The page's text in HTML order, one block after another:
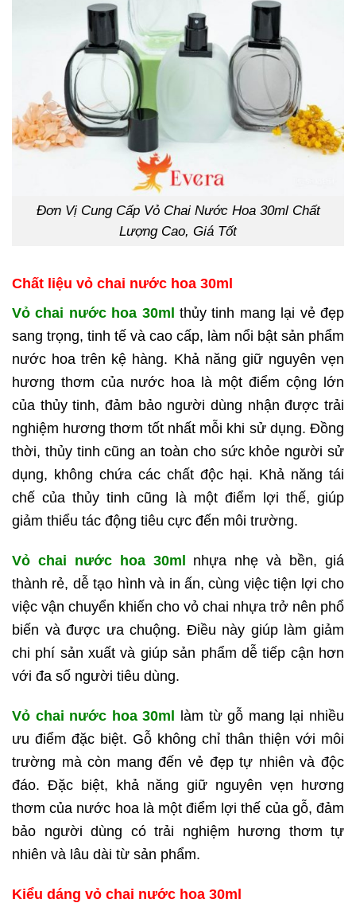
Đơn Vị Cung Cấp Vỏ Chai Nước Hoa 30ml Chất
Lượng Cao, Giá Tốt
Chất liệu vỏ chai nước hoa 30ml
Vỏ chai nước hoa 30ml thủy tinh mang lại vẻ đẹp
sang trọng, tinh tế và cao cấp, làm nổi bật sản phẩm
nước hoa trên kệ hàng. Khả năng giữ nguyên vẹn
hương thơm của nước hoa là một điểm cộng lớn
của thủy tinh, đảm bảo người dùng nhận được trải
nghiệm hương thơm tốt nhất mỗi khi sử dụng. Đồng
thời, thủy tinh cũng an toàn cho sức khỏe người sử
dụng, không chứa các chất độc hại. Khả năng tái
chế của thủy tinh cũng là một điểm lợi thế, giúp
giảm thiểu tác động tiêu cực đến môi trường.
Vỏ chai nước hoa 30ml nhựa nhẹ và bền, giá
thành rẻ, dễ tạo hình và in ấn, cùng việc tiện lợi cho
việc vận chuyển khiến cho vỏ chai nhựa trở nên phổ
biến và được ưa chuộng. Điều này giúp làm giảm
chi phí sản xuất và giúp sản phẩm dễ tiếp cận hơn
với đa số người tiêu dùng.
Vỏ chai nước hoa 30ml làm từ gỗ mang lại nhiều
ưu điểm đặc biệt. Gỗ không chỉ thân thiện với môi
trường mà còn mang đến vẻ đẹp tự nhiên và độc
đáo. Đặc biệt, khả năng giữ nguyên vẹn hương
thơm của nước hoa là một điểm lợi thế của gỗ, đảm
bảo người dùng có trải nghiệm hương thơm tự
nhiên và lâu dài từ sản phẩm.
Kiểu dáng vỏ chai nước hoa 30ml